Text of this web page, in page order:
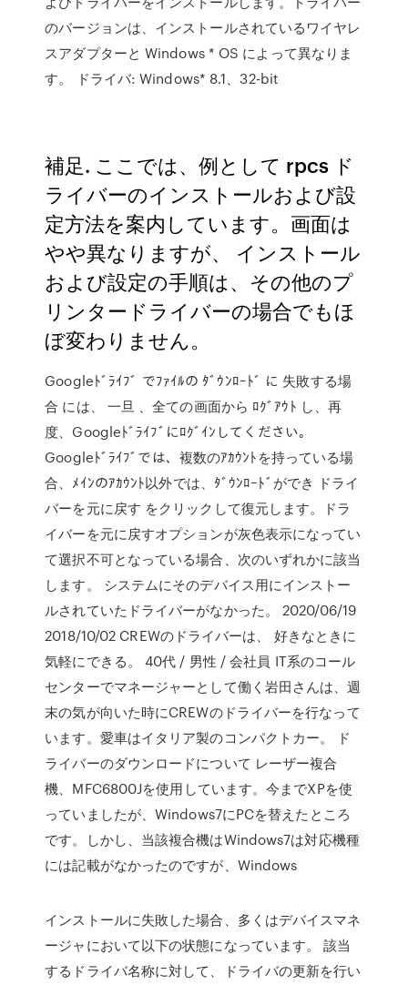
のバージョンは、インストールされているワイヤレ
スアダプターと Windows * OS によって異なりま
す。 ドライバ: Windows* 8.1、32-bit
補足. ここでは、例として rpcs ド
ライバーのインストールおよび設
定方法を案内しています。画面は
やや異なりますが、 インストール
および設定の手順は、その他のプ
リンタードライバーの場合でもほ
ぼ変わりません。
Googleﾄﾞﾗｲﾌﾞ でﾌｧｲﾙの ﾀﾞｳﾝﾛｰﾄﾞ に 失敗する場
合 には、 一旦 、全ての画面から ﾛｸﾞｱｳﾄ し、再
度、Googleﾄﾞﾗｲﾌﾞにﾛｸﾞｲﾝしてください。
Googleﾄﾞﾗｲﾌﾞでは、複数のｱｶｳﾝﾄを持っている場
合、ﾒｲﾝのｱｶｳﾝﾄ以外では、ﾀﾞｳﾝﾛｰﾄﾞができ ドライ
バーを元に戻す をクリックして復元します。ドラ
イバーを元に戻すオプションが灰色表示になってい
て選択不可となっている場合、次のいずれかに該当
します。 システムにそのデバイス用にインストー
ルされていたドライバーがなかった。 2020/06/19
2018/10/02 CREWのドライバーは、 好きなときに
気軽にできる。 40代 / 男性 / 会社員 IT系のコール
センターでマネージャーとして働く岩田さんは、週
末の気が向いた時にCREWのドライバーを行なって
います。愛車はイタリア製のコンパクトカー。 ド
ライバーのダウンロードについて レーザー複合
機、MFC6800Jを使用しています。今までXPを使
っていましたが、Windows7にPCを替えたところ
です。しかし、当該複合機はWindows7は対応機種
には記載がなかったのですが、Windows
インストールに失敗した場合、多くはデバイスマネ
ージャにおいて以下の状態になっています。 該当
するドライバ名称に対して、ドライバの更新を行い